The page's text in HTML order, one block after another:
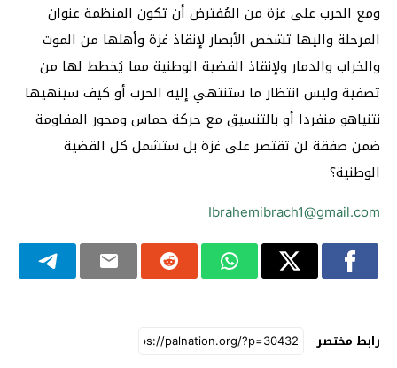
ومع الحرب على غزة من المُفترض أن تكون المنظمة عنوان
المرحلة واليها تشخص الأبصار لإنقاذ غزة وأهلها من الموت
والخراب والدمار ولإنقاذ القضية الوطنية مما يُخطط لها من
تصفية وليس انتظار ما ستنتهي إليه الحرب أو كيف سينهيها
نتنياهو منفردا أو بالتنسيق مع حركة حماس ومحور المقاومة
ضمن صفقة لن تقتصر على غزة بل ستشمل كل القضية
الوطنية؟
Ibrahemibrach1@gmail.com
رابط مختصر